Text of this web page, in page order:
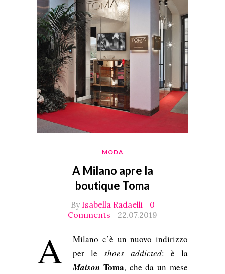
MODA
A Milano apre la
boutique Toma
By Isabella Radaelli
0
Comments
22.07.2019
A
Milano c’è un nuovo indirizzo
per le shoes addicted: è la
Maison Toma, che da un mese